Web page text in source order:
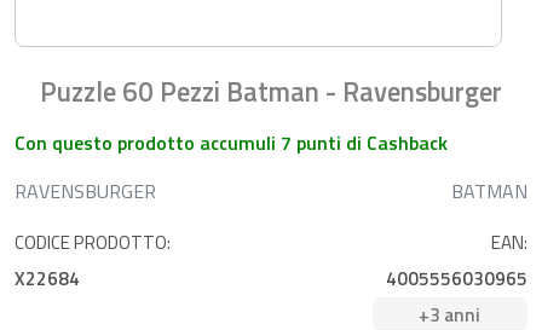
Puzzle 60 Pezzi Batman - Ravensburger
Con questo prodotto accumuli 7 punti di Cashback
RAVENSBURGER
BATMAN
CODICE PRODOTTO:
X22684
EAN:
4005556030965
+3 anni